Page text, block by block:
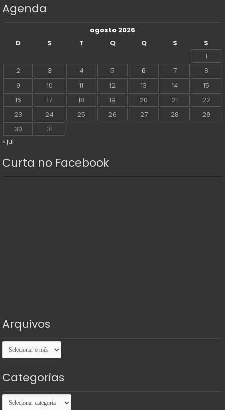
Agenda
agosto 2026
D
S T Q Q S
S
1
2
3 4 5 6 7
8
9
10 11 12 13 14
15
16
17 18 19 20 21
22
23
24 25 26 27 28
29
30
31
« jul
Curta no Facebook
Arquivos
Arquivos
Categorias
Categorias